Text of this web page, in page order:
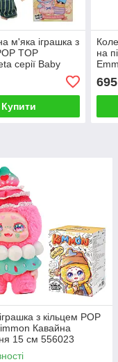
м'яка іграшка з
TOP
серії Baby
Купити
на
695
з кільцем POP
Кавайна
15 см 556023